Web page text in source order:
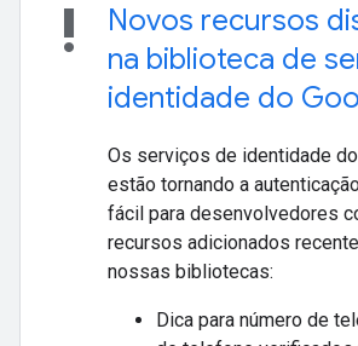
priority_high
Novos recursos
na biblioteca de
identidade do
Os serviços de identidade
estão tornando a
fácil para desenvolvedores
recursos adicionados
nossas bibliotecas:
Dica para número de